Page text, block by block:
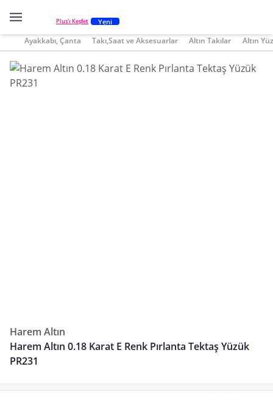
Plus'ı Keşfet Yeni
Ayakkabı, Çanta Takı,Saat ve Aksesuarlar Altın Takılar Altın
Harem Altın
Harem Altın 0.18 Karat E Renk Pırlanta Tektaş Yüzük
PR231